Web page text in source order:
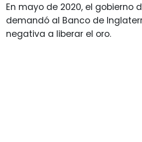
En mayo de 2020, el gobierno
demandó al Banco de
negativa a liberar el oro.